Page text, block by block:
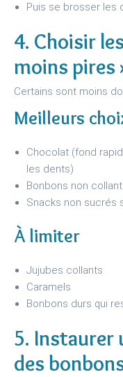
Puis se brosser les
4. Choisir
moins pires
Certains sont moins
Meilleurs
Chocolat (fond
les dents)
Bonbons non
Snacks non sucrés
À limiter
Jujubes collants
Caramels
Bonbons durs qui
5. Instaurer
des